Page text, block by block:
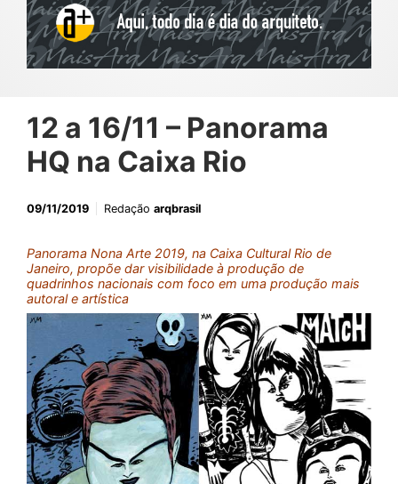
12 a 16/11 – Panorama
HQ na Caixa Rio
09/11/2019 Redação arqbrasil
Panorama Nona Arte 2019, na Caixa Cultural Rio de
Janeiro, propõe dar visibilidade à produção de
quadrinhos nacionais com foco em uma produção mais
autoral e artística